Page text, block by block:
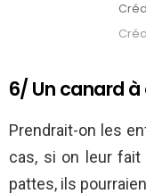
6/ Un canard
Prendrait-on les
cas, si on leur
pattes, ils